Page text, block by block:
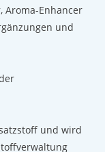
Aroma-Enhancer
und
und wird